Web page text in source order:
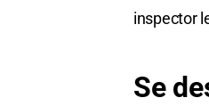
inspector
Se